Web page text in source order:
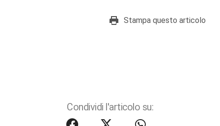
Stampa questo articolo
Condividi l'articolo su: